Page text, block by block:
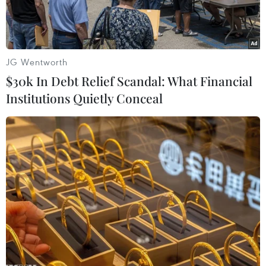
hiểm).
Cảnh báo hơn 700 xã trên cả nước có nguy cơ cháy rừng ở
cấp cực kỳ nguy hiểm trong ngày 2/6. (Nguồn ảnh: TTXVN)
Thông tin từ Cục Lâm nghiệp và Kiểm lâm (Bộ
JG Wentworth
$30k In Debt Relief Scandal: What Financial
Institutions Quietly Conceal